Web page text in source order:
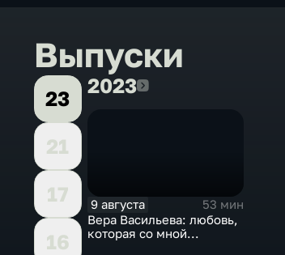
Выпуски
23
21
17
16
20232023
9 августа
53 мин
Вера Васильева: любовь,
которая со мной...